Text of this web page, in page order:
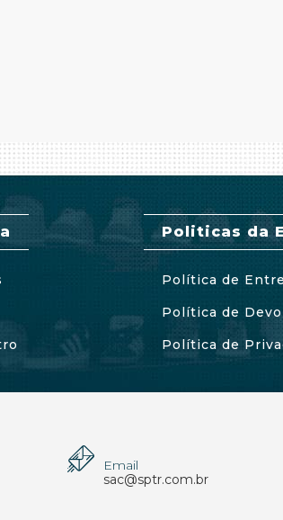
Politicas da
Política de
Política de
Política de
Email
sac@sptr.com.br